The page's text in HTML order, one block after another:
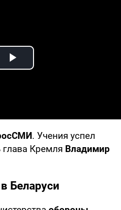
Play Video
. Учения успел
Кремля Владимир
Беларуси